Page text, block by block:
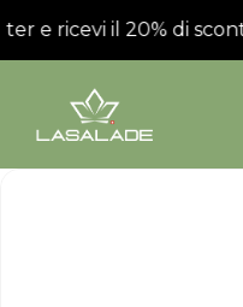
e ricevi il 20% di